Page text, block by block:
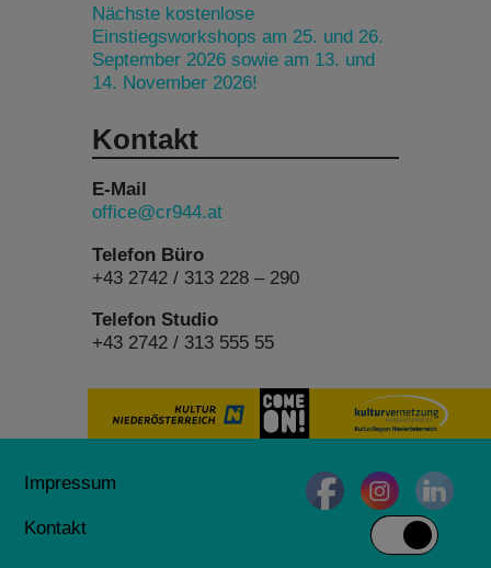
Nächste kostenlose
Einstiegsworkshops am 25. und 26.
September 2026 sowie am 13. und
14. November 2026!
Kontakt
E-Mail
office@cr944.at
Telefon Büro
+43 2742 / 313 228 – 290
Telefon Studio
+43 2742 / 313 555 55
Impressum
Kontakt